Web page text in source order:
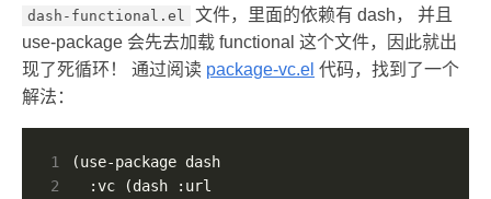
dash-functional.el
文件，里面的依赖有 dash， 并且
use-package 会先去加载 functional 这个文件，因此就出
现了死循环！ 通过阅读 package-vc.el 代码，找到了一个
解法：
1
(use-package dash
2